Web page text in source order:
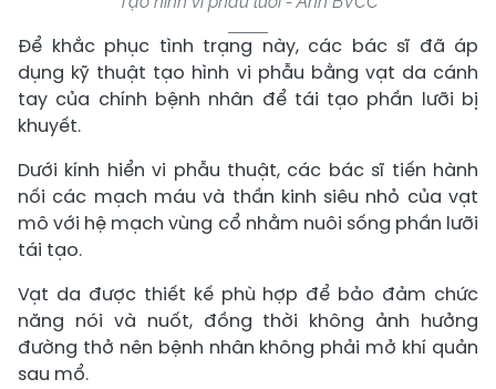
Để khắc phục tình trạng này, các bác sĩ đã áp
dụng kỹ thuật tạo hình vi phẫu bằng vạt da cánh
tay của chính bệnh nhân để tái tạo phần lưỡi bị
khuyết.
Dưới kính hiển vi phẫu thuật, các bác sĩ tiến hành
nối các mạch máu và thần kinh siêu nhỏ của vạt
mô với hệ mạch vùng cổ nhằm nuôi sống phần lưỡi
tái tạo.
Vạt da được thiết kế phù hợp để bảo đảm chức
năng nói và nuốt, đồng thời không ảnh hưởng
đường thở nên bệnh nhân không phải mở khí quản
sau mổ.